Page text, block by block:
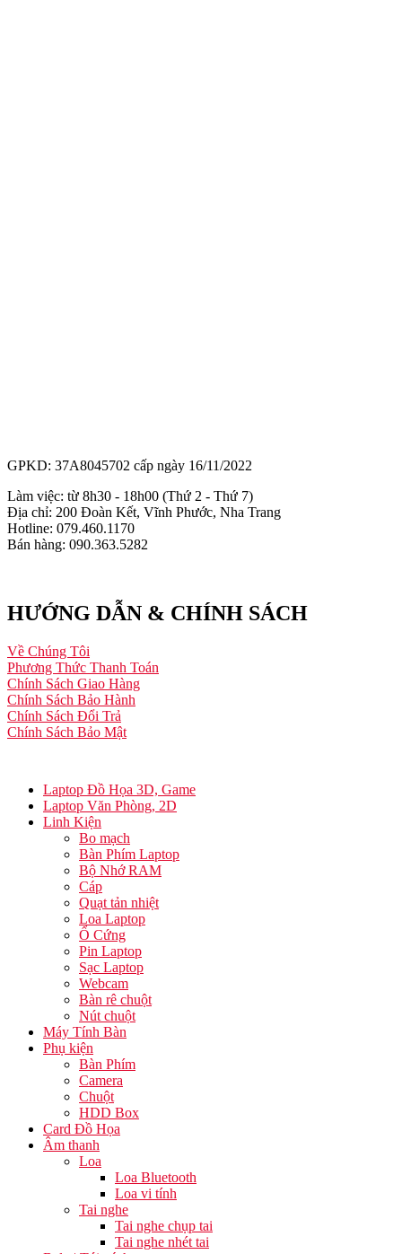
GPKD: 37A8045702 cấp ngày 16/11/2022
Làm việc: từ 8h30 - 18h00 (Thứ 2 - Thứ 7)
Địa chỉ: 200 Đoàn Kết, Vĩnh Phước, Nha Trang
Hotline: 079.460.1170
Bán hàng: 090.363.5282
HƯỚNG DẪN & CHÍNH SÁCH
Về Chúng Tôi
Phương Thức Thanh Toán
Chính Sách Giao Hàng
Chính Sách Bảo Hành
Chính Sách Đổi Trả
Chính Sách Bảo Mật
Laptop Đồ Họa 3D, Game
Laptop Văn Phòng, 2D
Linh Kiện
Bo mạch
Bàn Phím Laptop
Bộ Nhớ RAM
Cáp
Quạt tản nhiệt
Loa Laptop
Ổ Cứng
Pin Laptop
Sạc Laptop
Webcam
Bàn rê chuột
Nút chuột
Máy Tính Bàn
Phụ kiện
Bàn Phím
Camera
Chuột
HDD Box
Card Đồ Họa
Âm thanh
Loa
Loa Bluetooth
Loa vi tính
Tai nghe
Tai nghe chụp tai
Tai nghe nhét tai